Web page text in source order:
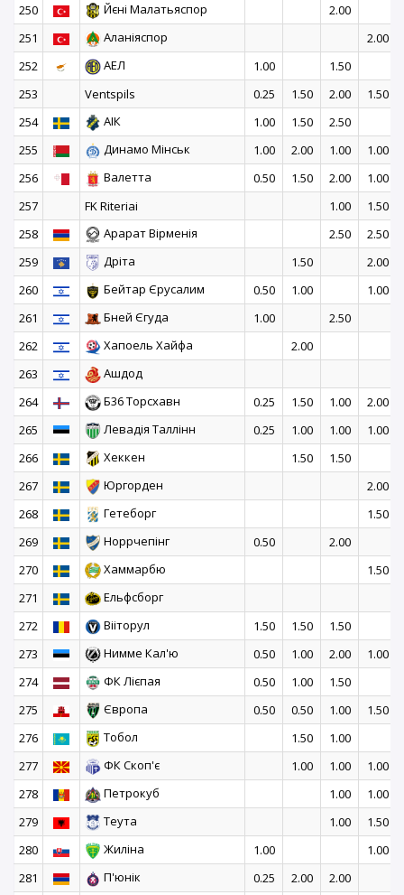
250
Йєні Малатьяспор
2.00
251
Аланіяспор
2.00
252
АЕЛ 1.00
1.50
253
Ventspils 0.25 1.50 2.00
1.50
254
АІК 1.00 1.50
2.50
255
Динамо Мінськ 1.00 2.00 1.00
1.00
256
Валетта 0.50 1.50 2.00
1.00
257
FK Riteriai 1.00
1.50
258
Арарат Вірменія 2.50
2.50
259
Дріта 1.50
2.00
260
Бейтар Єрусалим 0.50 1.00
1.00
261
Бней Єгуда 1.00
2.50
262
Хапоель Хайфа
2.00
263
Ашдод
264
Б36 Торсхавн 0.25 1.50 1.00
2.00
265
Левадія Таллінн 0.25 1.00 1.00
1.00
266
Хеккен 1.50
1.50
267
Юргорден
2.00
268
Гетеборг
1.50
269
Норрчепінг 0.50
2.00
270
Хаммарбю
1.50
271
Ельфсборг
272
Вііторул 1.50 1.50
1.50
273
Нимме Кал'ю 0.50 1.00 2.00
1.00
274
ФК Лієпая 0.50 1.00
1.50
275
Європа 0.50 0.50 1.00
1.50
276
Тобол 1.50
1.00
277
ФК Скоп'є 1.00 1.00
1.00
278
Петрокуб 1.00
1.00
279
Теута 1.00
1.50
280
Жиліна 1.00
1.00
281
П'юнік 0.25 2.00
2.00